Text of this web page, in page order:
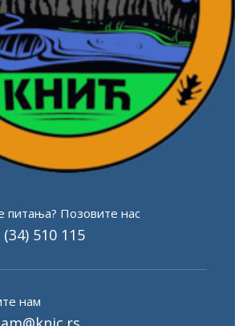
питања? Позовите нас
(34) 510 115
нам